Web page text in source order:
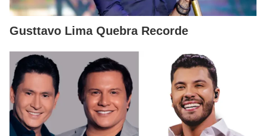
Gusttavo Lima Quebra Recorde